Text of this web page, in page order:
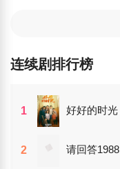
连续剧排行榜
1 好好的时光
2 请回答1988